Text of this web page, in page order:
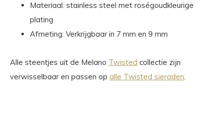
Materiaal: stainless steel met roségoudkleurige
plating
Afmeting: Verkrijgbaar in 7 mm en 9 mm
Alle steentjes uit de Melano Twisted collectie zijn
verwisselbaar en passen op alle Twisted sieraden.